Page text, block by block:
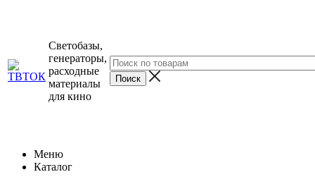
Светобазы,
генераторы,
расходные
материалы
для кино
Меню
Каталог